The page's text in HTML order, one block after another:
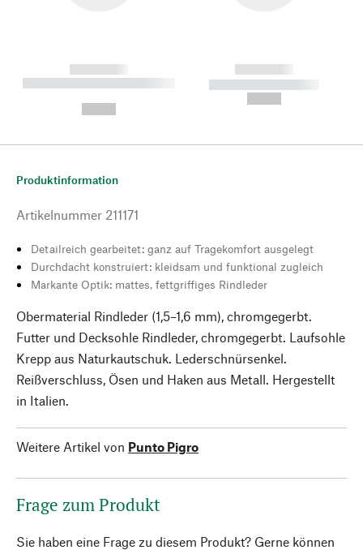
------------
----------- ----------- --------
------------
----------- -----------
Produktinformation
Artikelnummer 211171
Detailreich gearbeitet: ganz auf Tragekomfort ausgelegt
Durchdacht konstruiert: kleidsam und funktional zugleich
Markante Optik: mattes, fettgriffiges Rindleder
Obermaterial Rindleder (1,5–1,6 mm), chromgegerbt.
Futter und Decksohle Rindleder, chromgegerbt. Laufsohle
Krepp aus Naturkautschuk. Lederschnürsenkel.
Reißverschluss, Ösen und Haken aus Metall. Hergestellt
in Italien.
Weitere Artikel von Punto Pigro
Frage zum Produkt
Sie haben eine Frage zu diesem Produkt? Gerne können